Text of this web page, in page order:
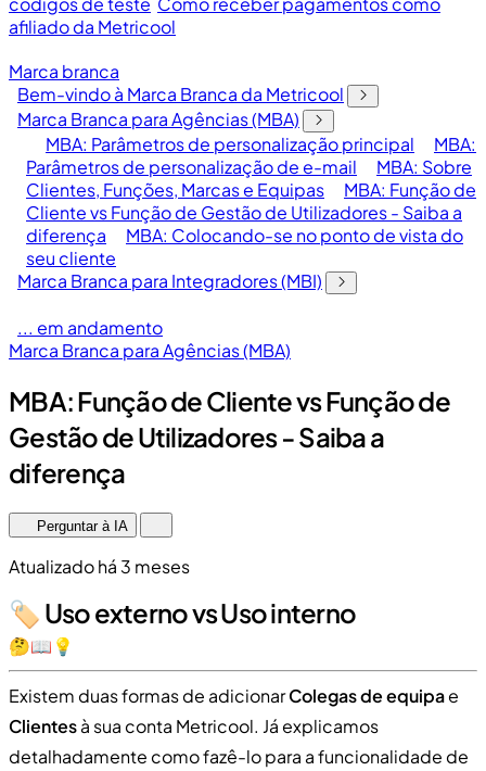
afiliado da Metricool
Marca branca
Bem-vindo à Marca Branca da Metricool
Marca Branca para Agências (MBA)
MBA: Parâmetros de personalização principal
MBA:
Parâmetros de personalização de e-mail
MBA: Sobre
Clientes, Funções, Marcas e Equipas
MBA: Função de
Cliente vs Função de Gestão de Utilizadores - Saiba a
diferença
MBA: Colocando-se no ponto de vista do
seu cliente
Marca Branca para Integradores (MBI)
... em andamento
Marca Branca para Agências (MBA)
MBA: Função de Cliente vs Função de
Gestão de Utilizadores - Saiba a
diferença
Perguntar à IA
Atualizado há 3 meses
🏷️ Uso externo vs Uso interno
🤔📖💡
Existem duas formas de adicionarColegas de equipae
Clientesà sua conta Metricool. Já explicamos
detalhadamente como fazê-lo para a funcionalidade de